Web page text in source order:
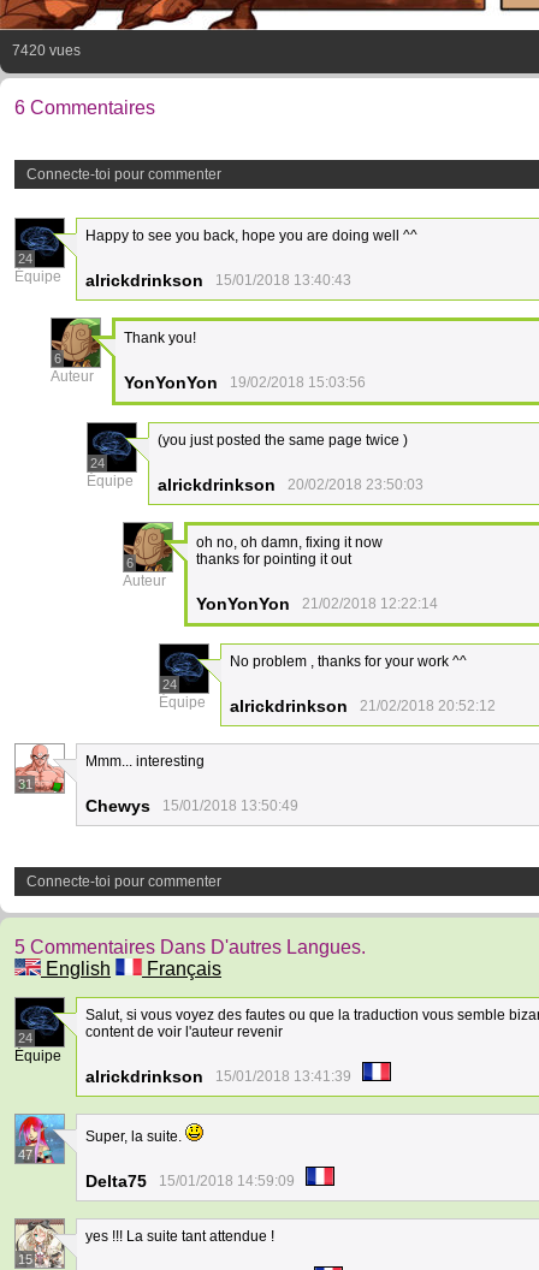
7420 vues
6 Commentaires
Connecte-toi pour commenter
24
Équipe
Happy to see you back, hope you are doing well ^^
alrickdrinkson 15/01/2018 13:40:43
6
Auteur
Thank you!
YonYonYon 19/02/2018 15:03:56
24
Équipe
(you just posted the same page twice )
alrickdrinkson 20/02/2018 23:50:03
6
Auteur
oh no, oh damn, fixing it now
thanks for pointing it out
YonYonYon 21/02/2018 12:22:14
24
Équipe
No problem , thanks for your work ^^
alrickdrinkson 21/02/2018 20:52:12
31
Mmm... interesting
Chewys 15/01/2018 13:50:49
Connecte-toi pour commenter
5 Commentaires Dans D'autres Langues.
English
Français
24
Équipe
Salut, si vous voyez des fautes ou que la traduction vous semble
content de voir l'auteur revenir
alrickdrinkson 15/01/2018 13:41:39
47
Super, la suite.
Delta75 15/01/2018 14:59:09
15
yes !!! La suite tant attendue !